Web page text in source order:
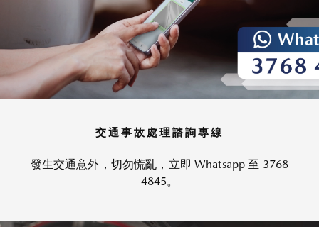
交通事故處理諮詢專線
發生交通意外，切勿慌亂，立即 Whatsapp 至 3768
4845。